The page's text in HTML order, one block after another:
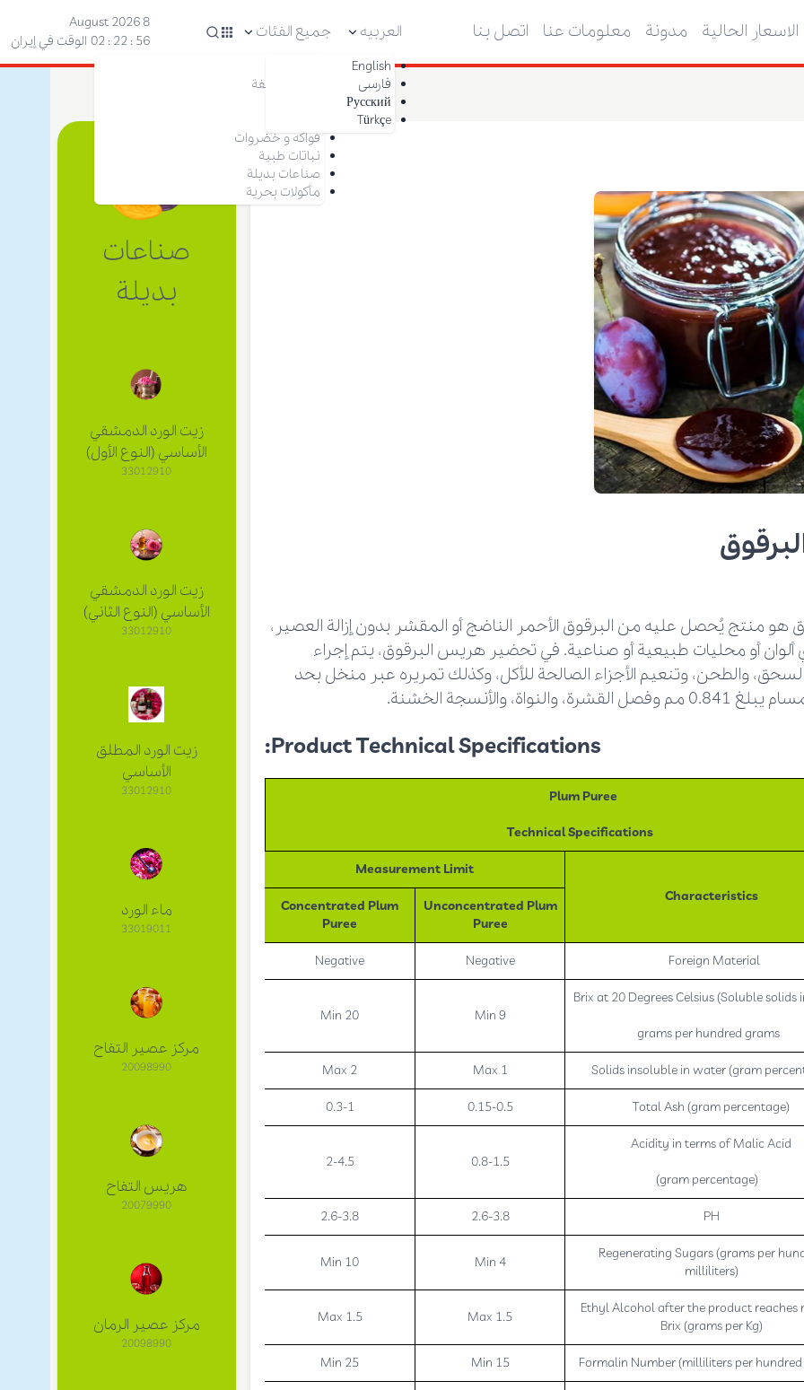
الاسعار الحالية مدونة معلومات عنا اتصل بنا العربیه
English
فارسی
Русский
Türkçe
جميع الفئات
فواكه مجففة
فواكه و خضروات
نباتات طبية
صناعات بديلة
مأكولات بحرية
8 August 2026
57 : 22 : 02
الوقت في إيران
هو منتج يُحصل عليه من البرقوق الأحمر الناضج أو المقشر بدون إزالة العصير،
ألوان أو محليات طبيعية أو صناعية. في تحضير هريس البرقوق، يتم إجراء
والطحن، وتنعيم الأجزاء الصالحة للأكل، وكذلك تمريره عبر منخل بحد
والنواة، والأنسجة الخشنة.
Product Technical Specifications:
Plum Puree
Technical Specifications
Characteristics
Measurement Limit
Unconcentrated Plum
Puree
Concentrated Plum
Puree
Foreign Material
Negative
Negative
Brix at 20 Degrees Celsius (Soluble solids
grams per hundred grams
Min 9
Min 20
Solids insoluble in water (gram
Max 1
Max 2
Total Ash (gram percentage)
0.15-0.5
0.3-1
Acidity in terms of Malic Acid
(gram percentage)
0.8-1.5
2-4.5
PH
2.6-3.8
2.6-3.8
Regenerating Sugars (grams per
milliliters)
Min 4
Min 10
Ethyl Alcohol after the product reaches
Brix (grams per Kg)
Max 1.5
Max 1.5
Formalin Number (milliliters per
Min 15
Min 25
صناعات
بديلة
زيت الورد الدمشقي
الأساسي (النوع الأول)
33012910
زيت الورد الدمشقي
الأساسي (النوع الثاني)
33012910
زيت الورد المطلق
الأساسي
33012910
ماء الورد
33019011
مركز عصير التفاح
20098990
هريس التفاح
20079990
مركز عصير الرمان
20098990